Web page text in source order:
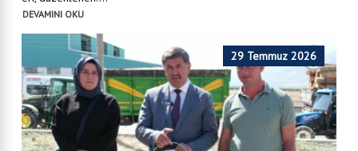
DEVAMINI OKU
29 Temmuz 2026